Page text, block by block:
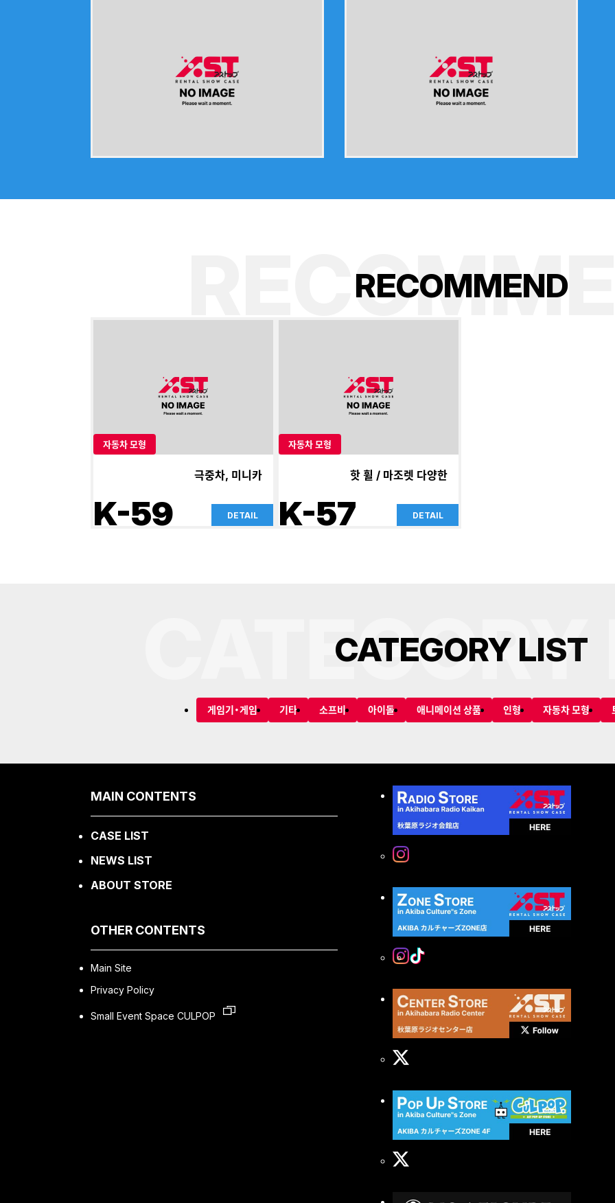
RECOMMEND
자동차 모형
극중차, 미니카
K-59 DETAIL
자동차 모형
핫 휠 / 마조렛 다양한
K-57 DETAIL
CATEGORY LIST
게임기・게임 기타 소프비 아이돌 애니메이션 상품 인형 자동차 모형
MAIN CONTENTS
CASE LIST
NEWS LIST
ABOUT STORE
OTHER CONTENTS
Main Site
Privacy Policy
Small Event Space CULPOP